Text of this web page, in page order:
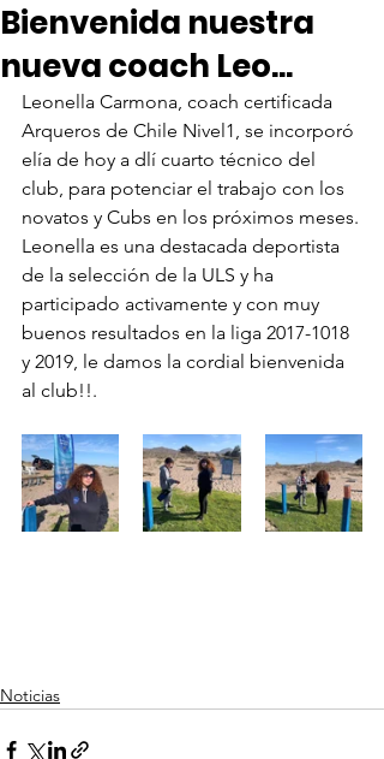
Bienvenida nuestra
nueva coach Leo...
Leonella Carmona, coach certificada
Arqueros de Chile Nivel1, se incorporó
elía de hoy a dlí cuarto técnico del
club, para potenciar el trabajo con los
novatos y Cubs en los próximos meses.
Leonella es una destacada deportista
de la selección de la ULS y ha
participado activamente y con muy
buenos resultados en la liga 2017-1018
y 2019, le damos la cordial bienvenida
al club!!.
Noticias